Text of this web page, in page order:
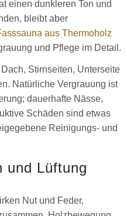
einen dunkleren Ton und
bleibt aber
aus Thermoholz
und Pflege im Detail.
Stirnseiten, Unterseite
Natürliche Vergrauung ist
dauerhafte Nässe,
Schäden sind etwas
Reinigungs- und
und Lüftung
Nut und Feder,